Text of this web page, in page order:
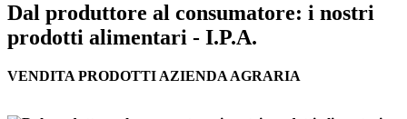
Dal produttore al consumatore: i nostri
prodotti alimentari - I.P.A.
VENDITA PRODOTTI AZIENDA AGRARIA